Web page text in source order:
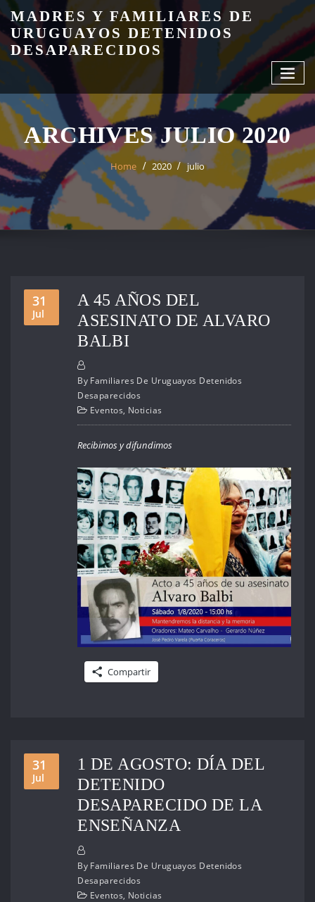
Skip
content
MADRES Y FAMILIARES DE
URUGUAYOS DETENIDOS
DESAPARECIDOS
ARCHIVES JULIO 2020
Home 2020 julio
31
Jul
A 45 AÑOS DEL
ASESINATO DE ALVARO
BALBI
By Familiares De Uruguayos Detenidos
Desaparecidos
Eventos, Noticias
Recibimos y difundimos
Compartir
31
Jul
1 DE AGOSTO: DÍA DEL
DETENIDO
DESAPARECIDO DE LA
ENSEÑANZA
By Familiares De Uruguayos Detenidos
Desaparecidos
Eventos, Noticias